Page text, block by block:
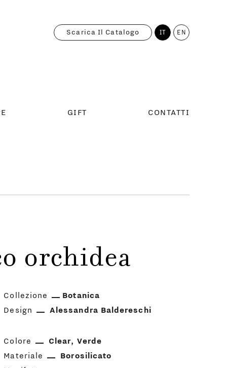
GIFT CONTATTI
IT EN
Scarica Il Catalogo
orchidea
Collezione
Botanica
Design
Alessandra Baldereschi
Colore Clear
Verde
Materiale
Borosilicato